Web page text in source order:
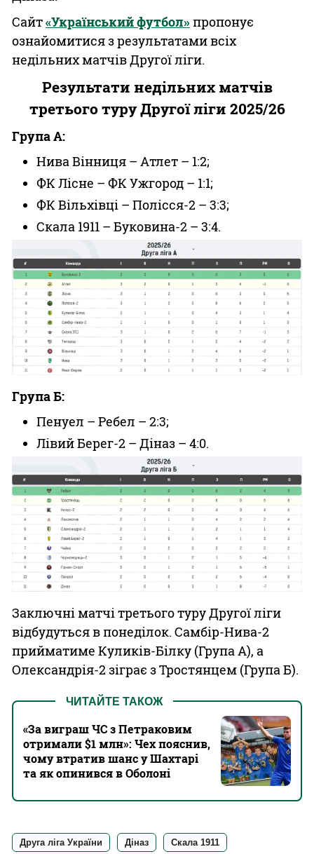
Сайт«Український футбол»пропонує
ознайомитися з результатами всіх
недільних матчів Другої ліги.
Результати недільних матчів
третього туру Другої ліги 2025/26
Група A:
Нива Вінниця – Атлет – 1:2;
ФК Лісне – ФК Ужгород – 1:1;
ФК Вільхівці – Полісся-2 – 3:3;
Скала 1911 – Буковина-2 – 3:4.
Група Б:
Пенуел – Ребел – 2:3;
Лівий Берег-2 – Діназ – 4:0.
Заключні матчі третього туру Другої ліги
відбудуться в понеділок. Самбір-Нива-2
прийматиме Куликів-Білку (Група А), а
Олександрія-2 зіграє з Тростянцем (Група Б).
ЧИТАЙТЕ ТАКОЖ
«За виграш ЧС з Петраковим
отримали $1 млн»: Чех пояснив,
чому втратив шанс у Шахтарі
та як опинився в Оболоні
Друга ліга України Діназ Скала 1911